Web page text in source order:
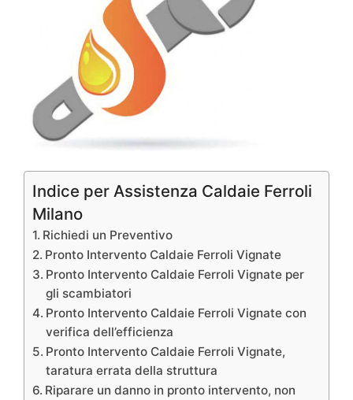
Indice per Assistenza Caldaie Ferroli
Milano
Richiedi un Preventivo
Pronto Intervento Caldaie Ferroli Vignate
Pronto Intervento Caldaie Ferroli Vignate per
gli scambiatori
Pronto Intervento Caldaie Ferroli Vignate con
verifica dell’efficienza
Pronto Intervento Caldaie Ferroli Vignate,
taratura errata della struttura
Riparare un danno in pronto intervento, non